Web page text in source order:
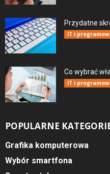
Przydatne
IT i
Co wybrać
IT i
POPULARNE
Grafika komputerowa
Wybór smartfona